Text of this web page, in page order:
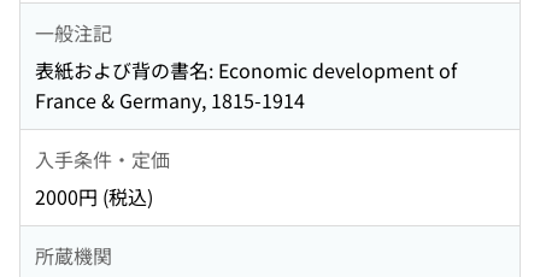
一般注記
表紙および背の書名: Economic development of
France & Germany, 1815-1914
入手条件・定価
2000円 (税込)
所蔵機関